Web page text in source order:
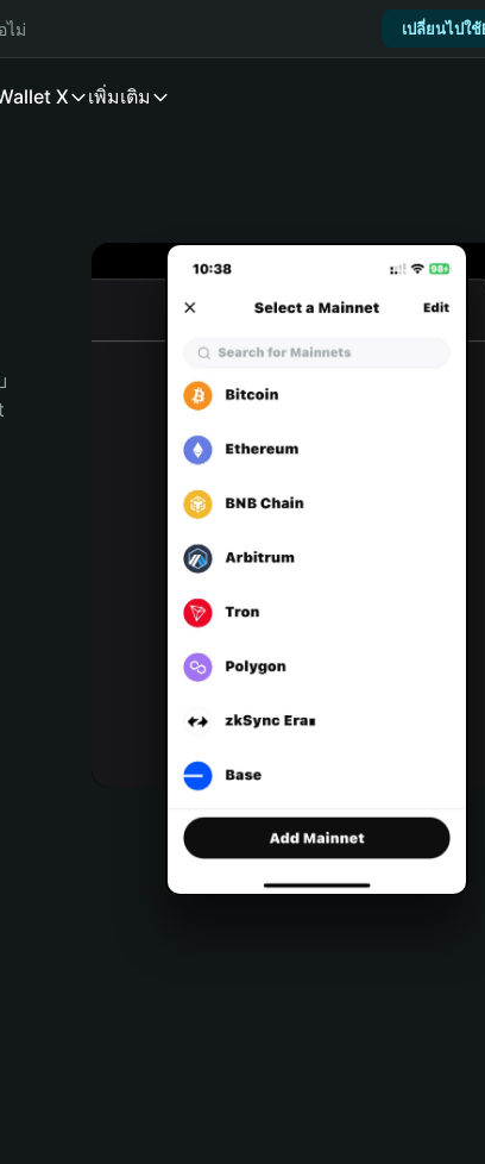
ไม่ เปลี่ยนไปใ
X เพิ่มเติม